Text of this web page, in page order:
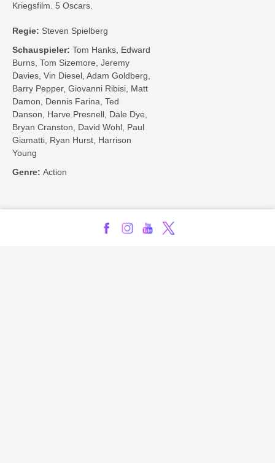
Kriegsfilm. 5 Oscars.
Regie: Steven Spielberg
Schauspieler: Tom Hanks, Edward
Burns, Tom Sizemore, Jeremy
Davies, Vin Diesel, Adam Goldberg,
Barry Pepper, Giovanni Ribisi, Matt
Damon, Dennis Farina, Ted
Danson, Harve Presnell, Dale Dye,
Bryan Cranston, David Wohl, Paul
Giamatti, Ryan Hurst, Harrison
Young
Genre: Action